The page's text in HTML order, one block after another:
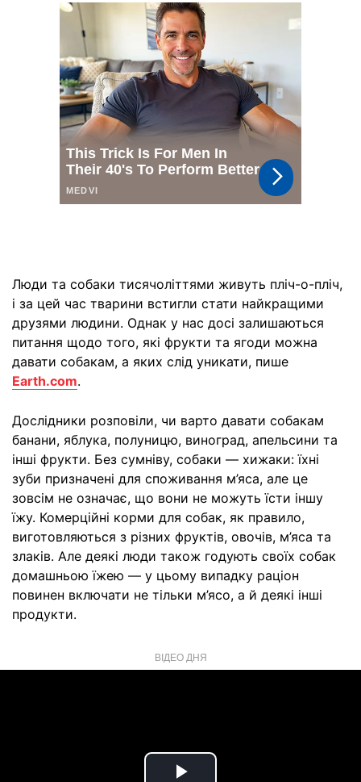
Люди та собаки тисячоліттями живуть пліч-о-пліч,
і за цей час тварини встигли стати найкращими
друзями людини. Однак у нас досі залишаються
питання щодо того, які фрукти та ягоди можна
давати собакам, а яких слід уникати, пише
Earth.com.
Дослідники розповіли, чи варто давати собакам
банани, яблука, полуницю, виноград, апельсини та
інші фрукти. Без сумніву, собаки — хижаки: їхні
зуби призначені для споживання м’яса, але це
зовсім не означає, що вони не можуть їсти іншу
їжу. Комерційні корми для собак, як правило,
виготовляються з різних фруктів, овочів, м’яса та
злаків. Але деякі люди також годують своїх собак
домашньою їжею — у цьому випадку раціон
повинен включати не тільки м’ясо, а й деякі інші
продукти.
ВІДЕО ДНЯ